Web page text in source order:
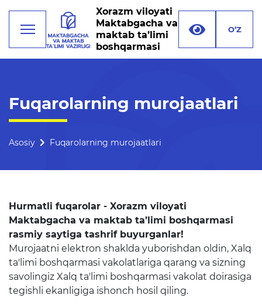
Faoliyat
Boshqarma tuzilmasi
Bogʻlanish
Xalqaro aloqalar
Ochiq majlislar o'tkazish
rejalari
Muvofiqlashtiruvchi va
Xorazm viloyati
Maktabgacha va
maktab ta’limi
boshqarmasi
O‘Z
Fuqarolarning murojaatlari
Asosiy Fuqarolarning murojaatlari
Hurmatli fuqarolar - Xorazm viloyati
Maktabgacha va maktab ta’limi boshqarmasi
rasmiy saytiga tashrif buyurganlar!
Murojaatni elektron shaklda yuborishdan oldin, Xalq
ta'limi boshqarmasi vakolatlariga qarang va sizning
savolingiz Xalq ta'limi boshqarmasi vakolat doirasiga
tegishli ekanligiga ishonch hosil qiling.